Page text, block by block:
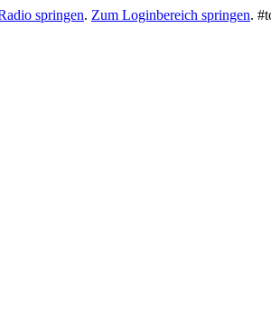
springen. Zum Loginbereich springen.